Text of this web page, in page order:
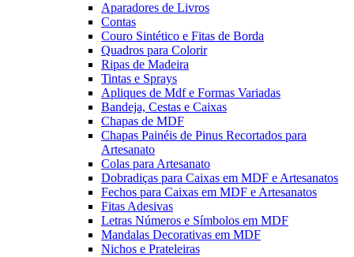
Aparadores de Livros
Contas
Couro Sintético e Fitas de Borda
Quadros para Colorir
Ripas de Madeira
Tintas e Sprays
Apliques de Mdf e Formas Variadas
Bandeja, Cestas e Caixas
Chapas de MDF
Chapas Painéis de Pinus Recortados para
Artesanato
Colas para Artesanato
Dobradiças para Caixas em MDF e Artesanatos
Fechos para Caixas em MDF e Artesanatos
Fitas Adesivas
Letras Números e Símbolos em MDF
Mandalas Decorativas em MDF
Nichos e Prateleiras